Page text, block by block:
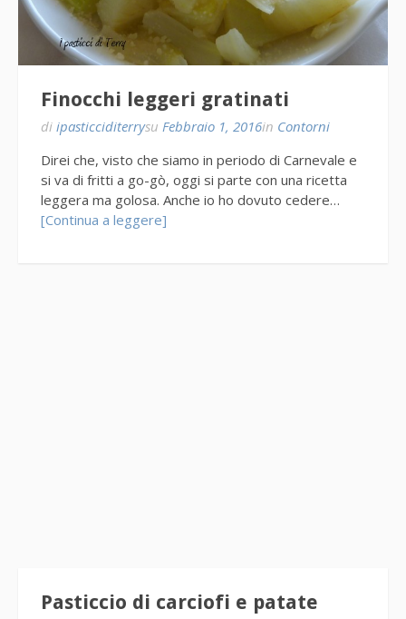
Finocchi leggeri gratinati
di ipasticciditerrysu Febbraio 1, 2016in Contorni
Direi che, visto che siamo in periodo di Carnevale e
si va di fritti a go-gò, oggi si parte con una ricetta
leggera ma golosa. Anche io ho dovuto cedere…
[Continua a leggere]
Pasticcio di carciofi e patate